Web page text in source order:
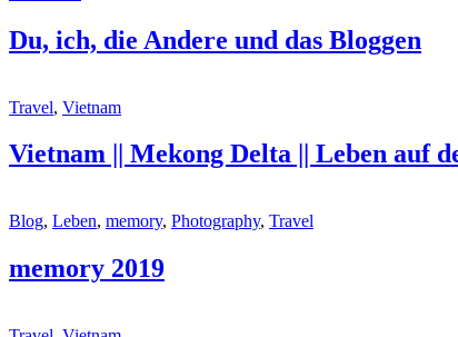
Du, ich, die Andere und das Bloggen
Travel, Vietnam
Vietnam || Mekong Delta || Leben auf
Blog, Leben, memory, Photography, Travel
memory 2019